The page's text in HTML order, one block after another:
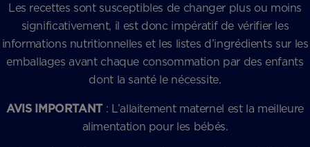
Les recettes sont susceptibles de changer plus ou moins
significativement, il est donc impératif de vérifier les
informations nutritionnelles et les listes d’ingrédients sur les
emballages avant chaque consommation par des enfants
dont la santé le nécessite.
AVIS IMPORTANT : L’allaitement maternel est la meilleure
alimentation pour les bébés.